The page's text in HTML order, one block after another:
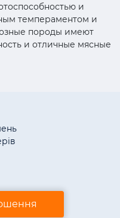
и
темпераментом и
породы имеют
и отличные мясные